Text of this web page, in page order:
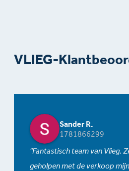
VLIEG-
Sander R.
1781866299
Fantastisch team van Vlieg.
geholpen met de verkoop